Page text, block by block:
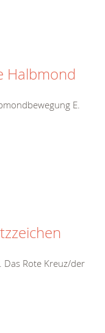
Halbmond
E.
Das Rote Kreuz/der